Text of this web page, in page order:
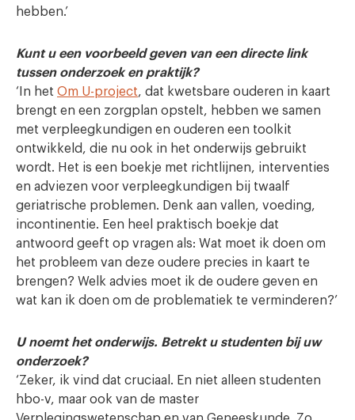
hebben.’
Kunt u een voorbeeld geven van een directe link
tussen onderzoek en praktijk?
‘In het Om U-project, dat kwetsbare ouderen in kaart
brengt en een zorgplan opstelt, hebben we samen
met verpleegkundigen en ouderen een toolkit
ontwikkeld, die nu ook in het onderwijs gebruikt
wordt. Het is een boekje met richtlijnen, interventies
en adviezen voor verpleegkundigen bij twaalf
geriatrische problemen. Denk aan vallen, voeding,
incontinentie. Een heel praktisch boekje dat
antwoord geeft op vragen als: Wat moet ik doen om
het probleem van deze oudere precies in kaart te
brengen? Welk advies moet ik de oudere geven en
wat kan ik doen om de problematiek te verminderen?’
U noemt het onderwijs. Betrekt u studenten bij uw
onderzoek?
‘Zeker, ik vind dat cruciaal. En niet alleen studenten
hbo-v, maar ook van de master